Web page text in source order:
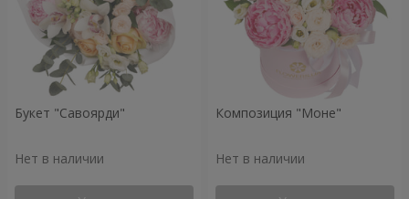
Букет "Савоярди"
Нет в наличии
Композиция "Моне"
Нет в наличии